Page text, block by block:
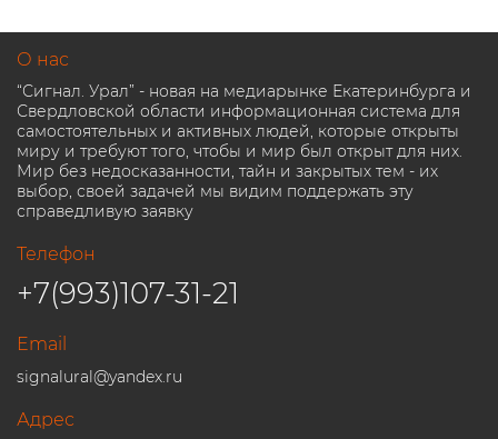
О нас
“Сигнал. Урал” - новая на медиарынке Екатеринбурга и
Свердловской области информационная система для
самостоятельных и активных людей, которые открыты
миру и требуют того, чтобы и мир был открыт для них.
Мир без недосказанности, тайн и закрытых тем - их
выбор, своей задачей мы видим поддержать эту
справедливую заявку
Телефон
+7(993)107-31-21
Email
signalural@yandex.ru
Адрес